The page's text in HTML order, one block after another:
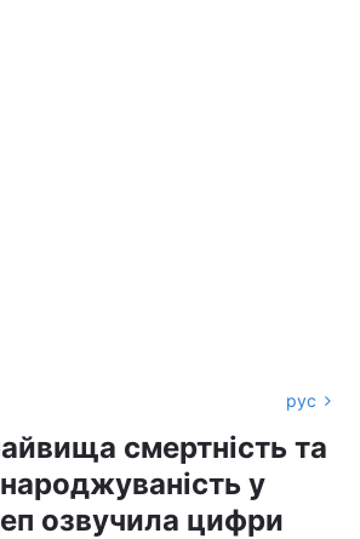
рус
смертність та
у
озвучила цифри